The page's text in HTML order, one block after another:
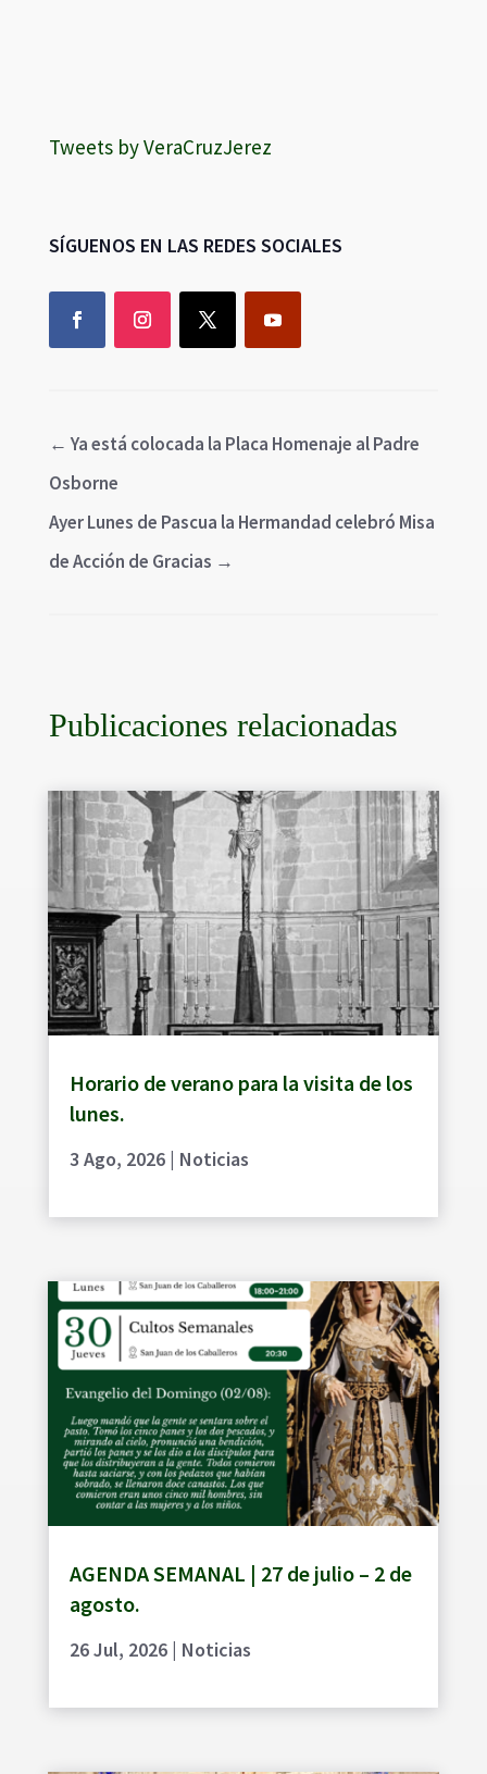
Tweets by VeraCruzJerez
SÍGUENOS EN LAS REDES SOCIALES
← Ya está colocada la Placa Homenaje al Padre
Osborne
Ayer Lunes de Pascua la Hermandad celebró Misa
de Acción de Gracias →
Publicaciones relacionadas
Horario de verano para la visita de los
lunes.
3 Ago, 2026| Noticias
AGENDA SEMANAL | 27 de julio – 2 de
agosto.
26 Jul, 2026| Noticias